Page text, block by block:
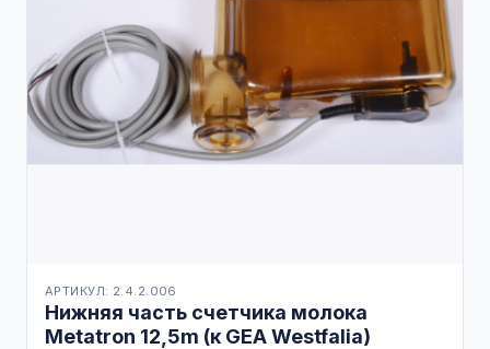
АРТИКУЛ: 2.4.2.006
Нижняя часть счетчика молока
Metatron 12,5m (к GEA Westfalia)